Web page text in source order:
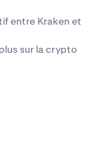
entre Kraken et
sur la crypto